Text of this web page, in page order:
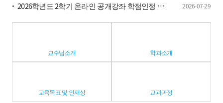
2026학년도 2학기 온라인 공개강좌 학점인정 사전 승인 신청 안내 2026-07-29
교수님소개 학과소개
교육목표 및 인재상 교과과정